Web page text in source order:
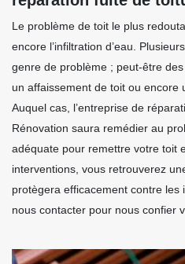
Le problème de toit le plus
encore l’infiltration d’eau.
genre de problème ; peut-être
un affaissement de toit ou encore
Auquel cas, l’entreprise de
Rénovation saura remédier au
adéquate pour remettre votre toit
interventions, vous retrouverez
protègera efficacement contre les
nous contacter pour nous confier